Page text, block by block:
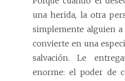
una herida, la otra
simplemente alguien
convierte en una
salvación. Le
enorme: el poder de